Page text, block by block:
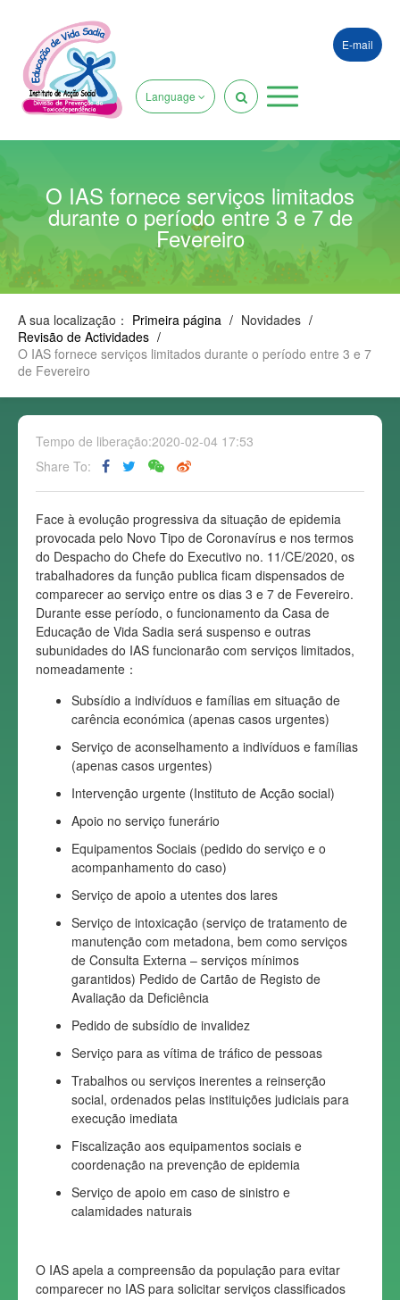
E-mail
Language
O IAS fornece serviços limitados
durante o período entre 3 e 7 de
Fevereiro
A sua localização： Primeira página / Novidades /
Revisão de Actividades /
O IAS fornece serviços limitados durante o período entre 3 e 7
de Fevereiro
Tempo de liberação:2020-02-04 17:53
Share To:
Face à evolução progressiva da situação de epidemia
provocada pelo Novo Tipo de Coronavírus e nos termos
do Despacho do Chefe do Executivo no. 11/CE/2020, os
trabalhadores da função publica ficam dispensados de
comparecer ao serviço entre os dias 3 e 7 de Fevereiro.
Durante esse período, o funcionamento da Casa de
Educação de Vida Sadia será suspenso e outras
subunidades do IAS funcionarão com serviços limitados,
nomeadamente：
Subsídio a indivíduos e famílias em situação de
carência económica (apenas casos urgentes)
Serviço de aconselhamento a indivíduos e famílias
(apenas casos urgentes)
Intervenção urgente (Instituto de Acção social)
Apoio no serviço funerário
Equipamentos Sociais (pedido do serviço e o
acompanhamento do caso)
Serviço de apoio a utentes dos lares
Serviço de intoxicação (serviço de tratamento de
manutenção com metadona, bem como serviços
de Consulta Externa – serviços mínimos
garantidos) Pedido de Cartão de Registo de
Avaliação da Deficiência
Pedido de subsídio de invalidez
Serviço para as vítima de tráfico de pessoas
Trabalhos ou serviços inerentes a reinserção
social, ordenados pelas instituições judiciais para
execução imediata
Fiscalização aos equipamentos sociais e
coordenação na prevenção de epidemia
Serviço de apoio em caso de sinistro e
calamidades naturais
O IAS apela a compreensão da população para evitar
comparecer no IAS para solicitar serviços classificados